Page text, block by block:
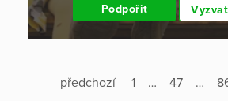
Podpořit
předchozí 1 … 47 …